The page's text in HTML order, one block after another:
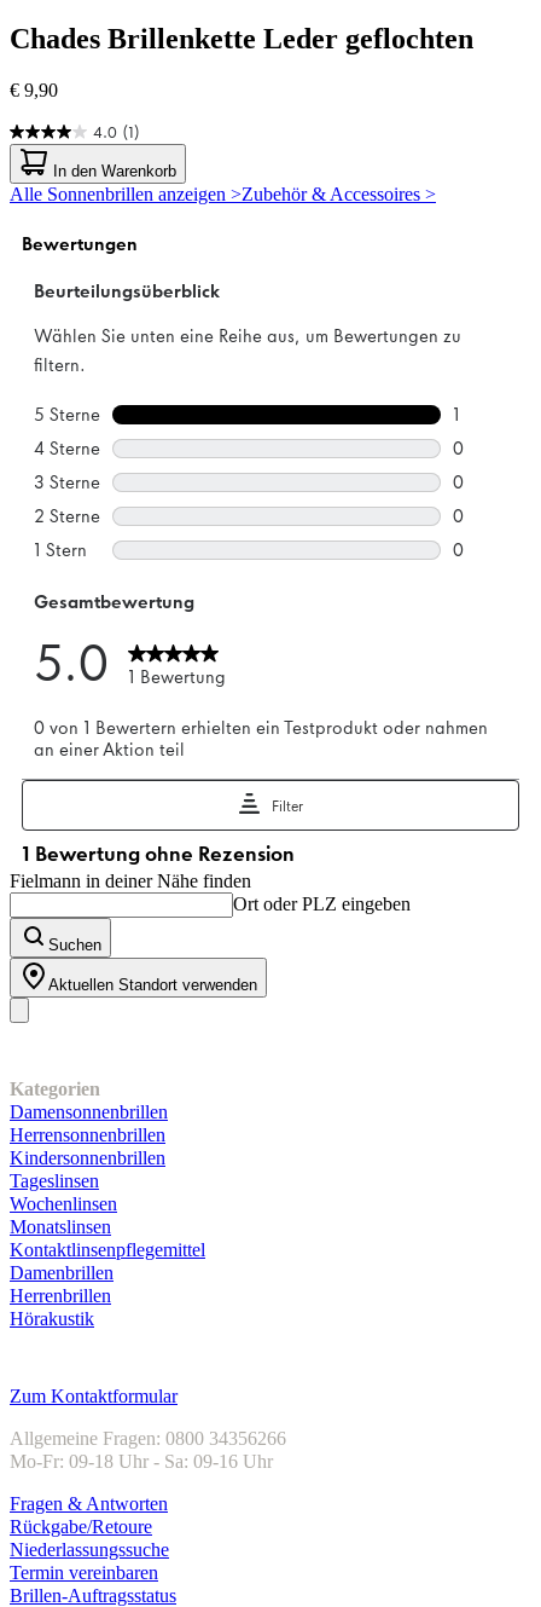
Chades Brillenkette Leder geflochten
€ 9,90
4.0 (1)
4.0
von
5
Sternen.
Bewertung
In den Warenkorb
Alle Sonnenbrillen anzeigen >Zubehör & Accessoires >
Fielmann in deiner Nähe finden
Ort oder PLZ eingeben
Suchen
Aktuellen Standort verwenden
Kategorien
Damensonnenbrillen
Herrensonnenbrillen
Kindersonnenbrillen
Tageslinsen
Wochenlinsen
Monatslinsen
Kontaktlinsenpflegemittel
Damenbrillen
Herrenbrillen
Hörakustik
Zum Kontaktformular
Allgemeine Fragen: 0800 34356266
Mo-Fr: 09-18 Uhr - Sa: 09-16 Uhr
Fragen & Antworten
Rückgabe/Retoure
Niederlassungssuche
Termin vereinbaren
Brillen-Auftragsstatus